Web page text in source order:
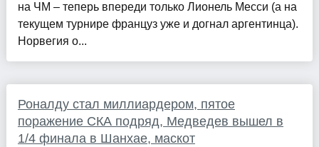
на ЧМ – теперь впереди только Лионель Месси (а на
текущем турнире француз уже и догнал аргентинца).
Норвегия о...
Роналду стал миллиардером, пятое
поражение СКА подряд, Медведев вышел в
1/4 финала в Шанхае, маскот